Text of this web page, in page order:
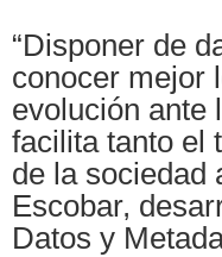
“Disponer de
conocer mejor
evolución ante
facilita tanto el
de la sociedad
Escobar,
Datos y